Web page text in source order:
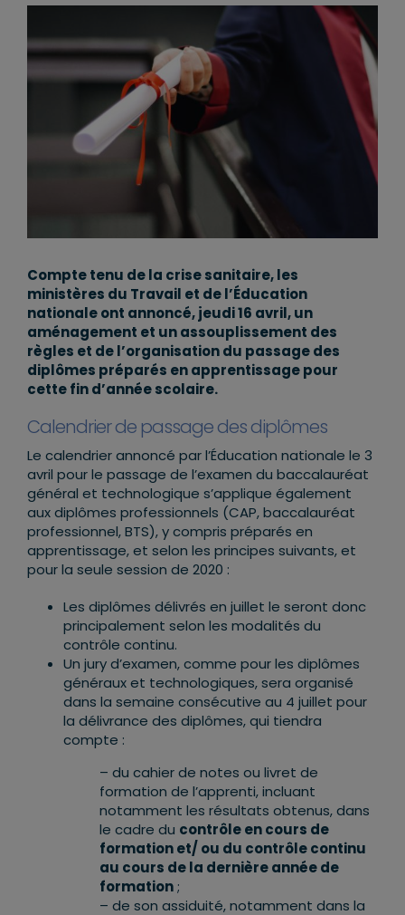
Compte tenu de la crise sanitaire, les
ministères du Travail et de l’Éducation
nationale ont annoncé, jeudi 16 avril, un
aménagement et un assouplissement des
règles et de l’organisation du passage des
diplômes préparés en apprentissage pour
cette fin d’année scolaire.
Calendrier de passage des diplômes
Le calendrier annoncé par l’Éducation nationale le 3
avril pour le passage de l’examen du baccalauréat
général et technologique s’applique également
aux diplômes professionnels (CAP, baccalauréat
professionnel, BTS), y compris préparés en
apprentissage, et selon les principes suivants, et
pour la seule session de 2020 :
Les diplômes délivrés en juillet le seront donc
principalement selon les modalités du
contrôle continu.
Un jury d’examen, comme pour les diplômes
généraux et technologiques, sera organisé
dans la semaine consécutive au 4 juillet pour
la délivrance des diplômes, qui tiendra
compte :
– du cahier de notes ou livret de
formation de l’apprenti, incluant
notamment les résultats obtenus, dans
le cadre du contrôle en cours de
formation et/ ou du contrôle continu
au cours de la dernière année de
formation;
– de son assiduité, notamment dans la